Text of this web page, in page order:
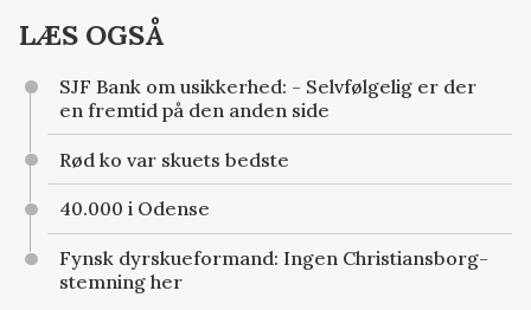
LÆS OGSÅ
SJF Bank om usikkerhed: - Selvfølgelig er der
en fremtid på den anden side
Rød ko var skuets bedste
40.000 i Odense
Fynsk dyrskueformand: Ingen Christiansborg-
stemning her